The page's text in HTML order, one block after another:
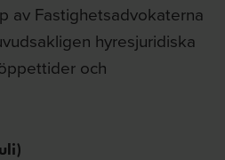
av Fastighetsadvokaterna
hyresjuridiska
och